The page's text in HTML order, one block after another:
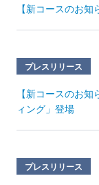
【新コースのお
プレスリリース
【新コースのお
ィング」登場
プレスリリース